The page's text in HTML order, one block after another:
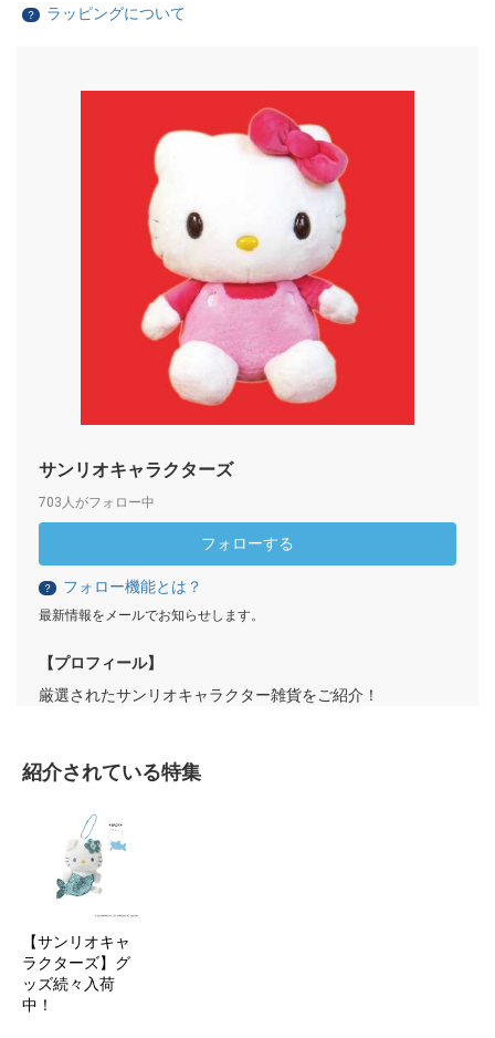
？ ラッピングについて
サンリオキャラクターズ
703人がフォロー中
フォローする
？ フォロー機能とは？
最新情報をメールでお知らせします。
【プロフィール】
厳選されたサンリオキャラクター雑貨をご紹介！
紹介されている特集
【サンリオキャ
ラクターズ】グ
ッズ続々入荷
中！